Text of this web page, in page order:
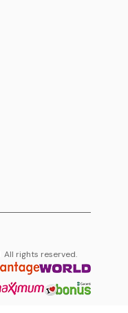
All rights reserved.